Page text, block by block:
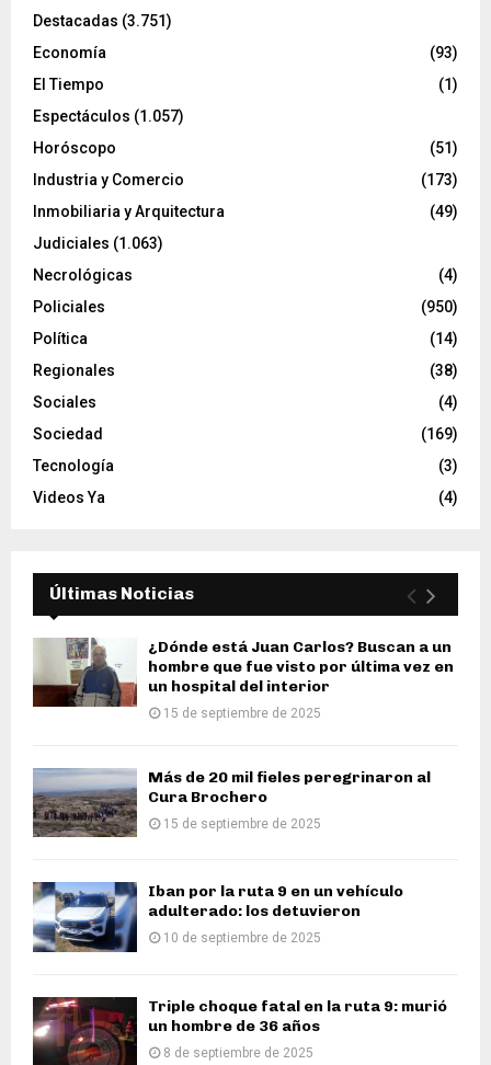
Destacadas (3.751)
Economía
(93)
El Tiempo
(1)
Espectáculos (1.057)
Horóscopo
(51)
Industria y Comercio
(173)
Inmobiliaria y Arquitectura
(49)
Judiciales (1.063)
Necrológicas
(4)
Policiales
(950)
Política
(14)
Regionales
(38)
Sociales
(4)
Sociedad
(169)
Tecnología
(3)
Videos Ya
(4)
Últimas Noticias
¿Dónde está Juan Carlos? Buscan a un
hombre que fue visto por última vez en
un hospital del interior
15 de septiembre de 2025
Más de 20 mil fieles peregrinaron al
Cura Brochero
15 de septiembre de 2025
Iban por la ruta 9 en un vehículo
adulterado: los detuvieron
10 de septiembre de 2025
Triple choque fatal en la ruta 9: murió
un hombre de 36 años
8 de septiembre de 2025